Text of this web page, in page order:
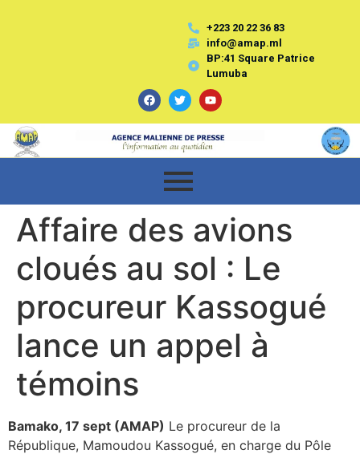
+223 20 22 36 83
info@amap.ml
BP:41 Square Patrice
Lumuba
Affaire des avions
cloués au sol : Le
procureur Kassogué
lance un appel à
témoins
Bamako, 17 sept (AMAP) Le procureur de la
République, Mamoudou Kassogué, en charge du Pôle